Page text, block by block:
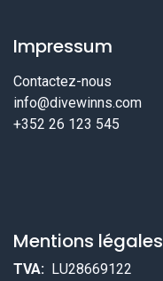
Impressum
Contactez-nous
info@divewinns.com
+352 26 123 545
Mentions légales
TVA: LU28669122